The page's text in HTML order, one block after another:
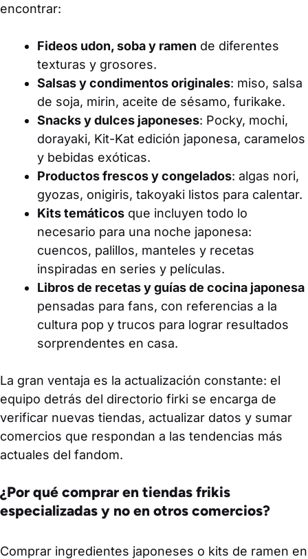
encontrar:
Fideos udon, soba y ramen de diferentes
texturas y grosores.
Salsas y condimentos originales: miso, salsa
de soja, mirin, aceite de sésamo, furikake.
Snacks y dulces japoneses: Pocky, mochi,
dorayaki, Kit-Kat edición japonesa, caramelos
y bebidas exóticas.
Productos frescos y congelados: algas nori,
gyozas, onigiris, takoyaki listos para calentar.
Kits temáticos que incluyen todo lo
necesario para una noche japonesa:
cuencos, palillos, manteles y recetas
inspiradas en series y películas.
Libros de recetas y guías de cocina japonesa
pensadas para fans, con referencias a la
cultura pop y trucos para lograr resultados
sorprendentes en casa.
La gran ventaja es la actualización constante: el
equipo detrás del directorio firki se encarga de
verificar nuevas tiendas, actualizar datos y sumar
comercios que respondan a las tendencias más
actuales del fandom.
¿Por qué comprar en tiendas frikis
especializadas y no en otros comercios?
Comprar ingredientes japoneses o kits de ramen en